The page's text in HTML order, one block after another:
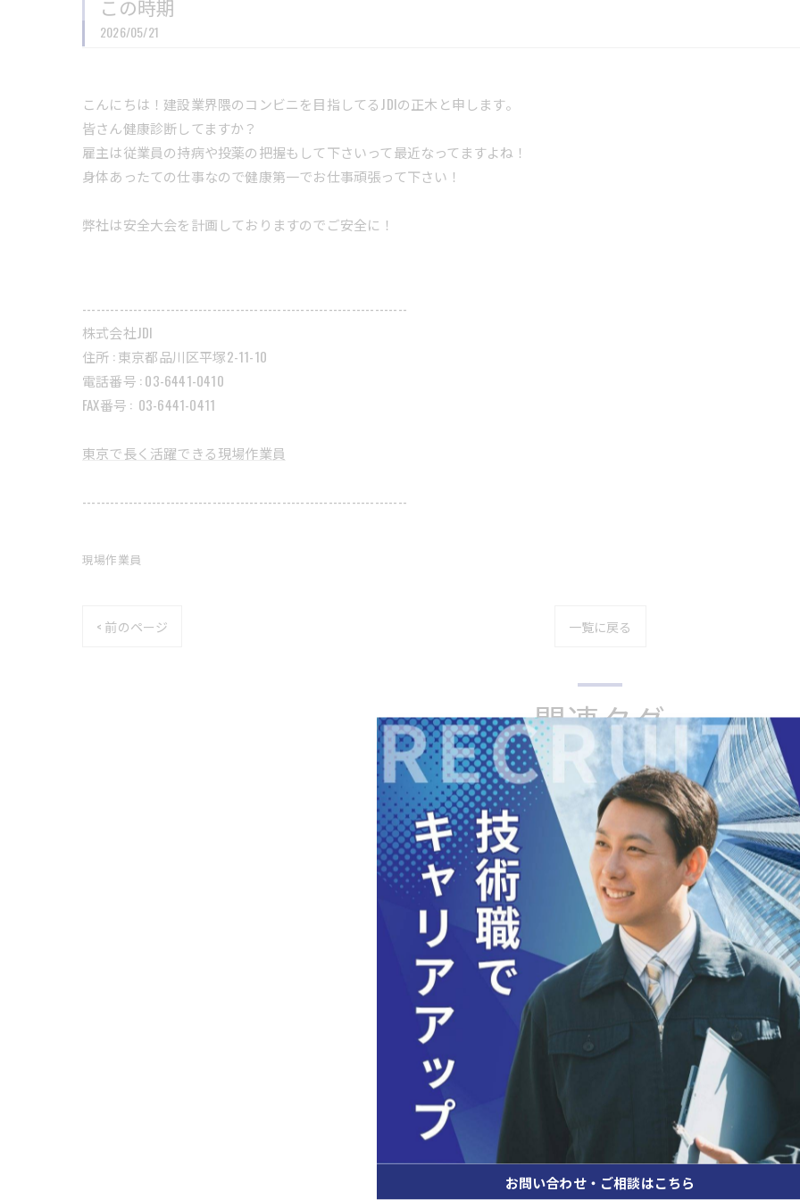
この時期
2026/05/21
こんにちは！建設業界隈のコンビニを目指してるJDIの正木と申します。
皆さん健康診断してますか？
雇主は従業員の持病や投薬の把握もして下さいって最近なってますよね！
身体あったての仕事なので健康第一でお仕事頑張って下さい！
弊社は安全大会を計画しておりますのでご安全に！
----------------------------------------------------------------------
株式会社JDI
住所 : 東京都品川区平塚2-11-10
電話番号 : 03-6441-0410
FAX番号 : 03-6441-0411
東京で長く活躍できる現場作業員
----------------------------------------------------------------------
現場作業員
< 前のページ 一覧に戻る
関連タグ
#全国 #使い方 #理由
お問い合わせ・ご相談はこちら